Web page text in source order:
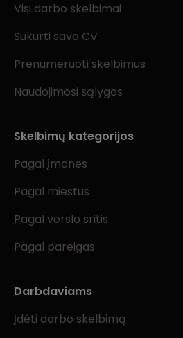
Visi darbo skelbimai
Sukurti savo CV
Prenumeruoti skelbimus
Naudojimosi sąlygos
Skelbimų kategorijos
Pagal įmones
Pagal miestus
Pagal verslo sritis
Pagal pareigas
Darbdaviams
Įdėti darbo skelbimą